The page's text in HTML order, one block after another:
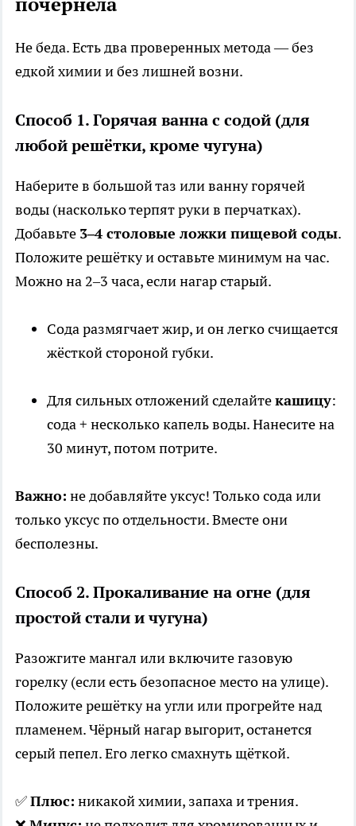
Не беда. Есть два проверенных метода — без
едкой химии и без лишней возни.
Способ 1. Горячая ванна с содой (для
любой решётки, кроме чугуна)
Наберите в большой таз или ванну горячей
воды (насколько терпят руки в перчатках).
Добавьте 3–4 столовые ложки пищевой соды.
Положите решётку и оставьте минимум на час.
Можно на 2–3 часа, если нагар старый.
Сода размягчает жир, и он легко счищается
жёсткой стороной губки.
Для сильных отложений сделайтекашицу:
сода + несколько капель воды. Нанесите на
30 минут, потом потрите.
Важно: не добавляйте уксус! Только сода или
только уксус по отдельности. Вместе они
бесполезны.
Способ 2. Прокаливание на огне (для
простой стали и чугуна)
Разожгите мангал или включите газовую
горелку (если есть безопасное место на улице).
Положите решётку на угли или прогрейте над
пламенем. Чёрный нагар выгорит, останется
серый пепел. Его легко смахнуть щёткой.
✅Плюс: никакой химии, запаха и трения.